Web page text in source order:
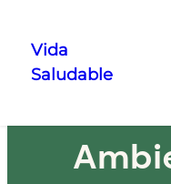
Saltar
contenido
Vida
Saludable